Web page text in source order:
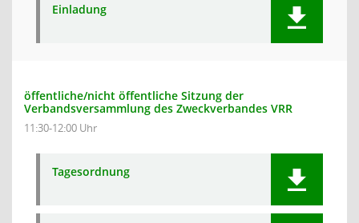
Einladung
öffentliche/nicht öffentliche Sitzung der
Verbandsversammlung des Zweckverbandes VRR
11:30-12:00 Uhr
Tagesordnung